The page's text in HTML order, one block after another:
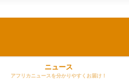
ニュース
アフリカニュースを分かりやすくお届け！